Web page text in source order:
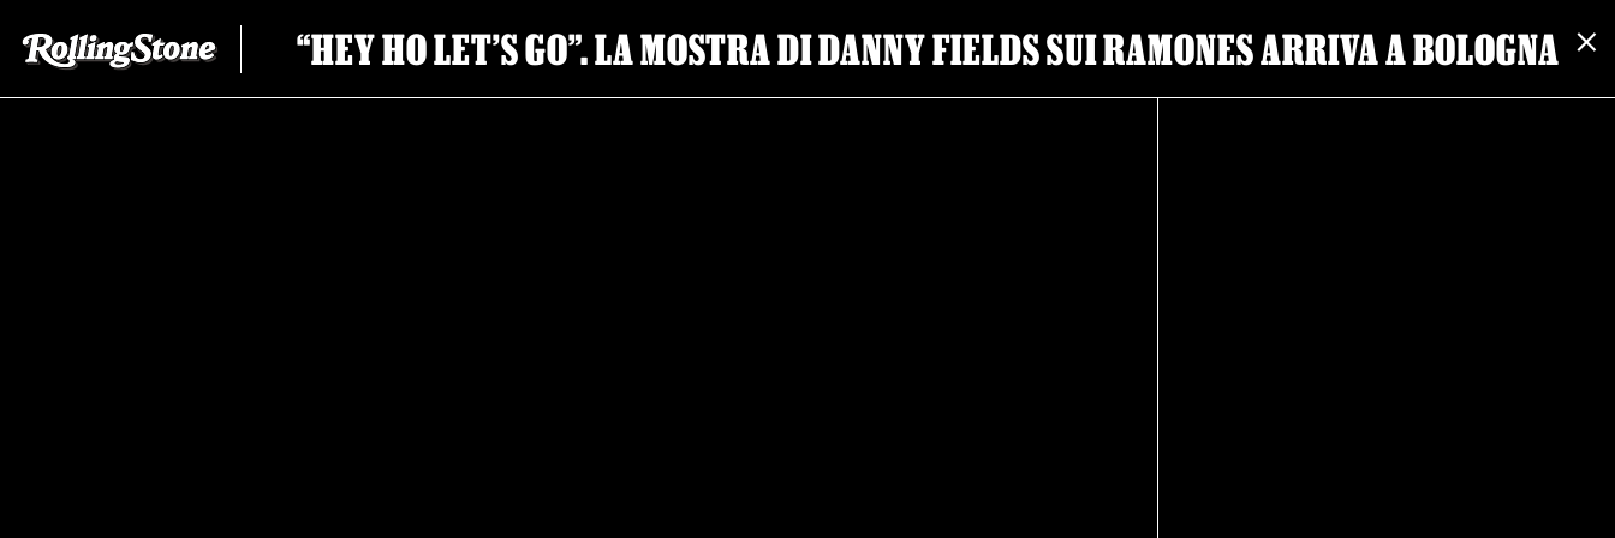
“HEY HO LET’S GO”. LA MOSTRA DI DANNY FIELDS SUI RAMONES ARRIVA A BOLOGNA